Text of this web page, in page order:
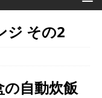
ジ その2
自動炊飯